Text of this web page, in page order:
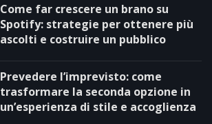
Come far crescere un brano su
Spotify: strategie per ottenere più
ascolti e costruire un pubblico
Prevedere l’imprevisto: come
trasformare la seconda opzione in
un’esperienza di stile e accoglienza